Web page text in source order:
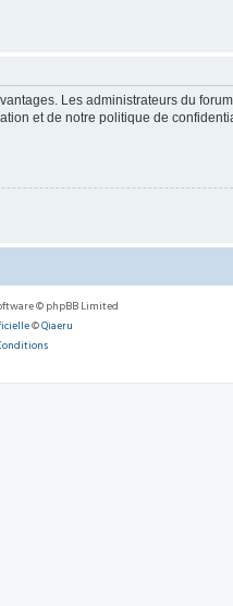
Les administrateurs du
et de notre politique de
© phpBB Limited
©Qiaeru